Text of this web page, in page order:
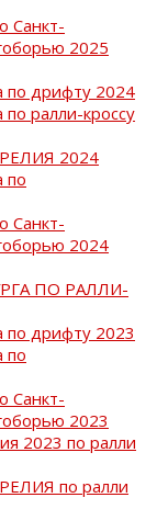
Санкт-
2025
по дрифту 2024
ралли-кроссу
2024
по
Санкт-
2024
ПО РАЛЛИ-
по дрифту 2023
по
Санкт-
2023
2023 по ралли
по ралли